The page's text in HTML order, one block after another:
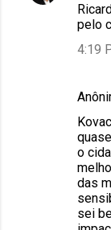
pelo
4:19
o
das
sei